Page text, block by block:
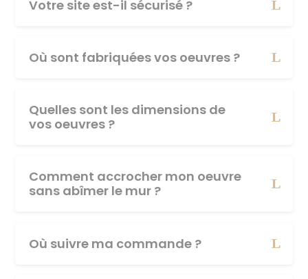
Votre site est-il sécurisé ?
Où sont fabriquées vos oeuvres ?
Quelles sont les dimensions de
vos oeuvres ?
Comment accrocher mon oeuvre
sans abîmer le mur ?
Où suivre ma commande ?